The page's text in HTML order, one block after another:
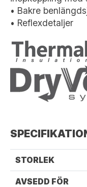
• Bakre
• Reflexdetaljer
STORLEK
AVSEDD FÖR